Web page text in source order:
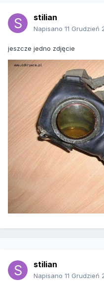
stilian
Napisano 11 Grudzień
jeszcze jedno zdjęcie
stilian
Napisano 11 Grudzień